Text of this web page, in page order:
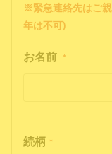
※緊急連絡先はご
年は不可)
お名前 *
続柄 *